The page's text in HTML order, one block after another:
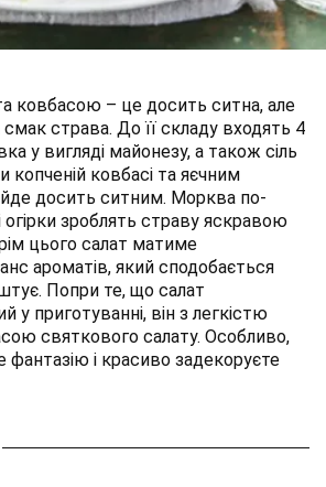
ковбасою – це досить ситна, але
страва. До її складу входять 4
у вигляді майонезу, а також сіль
копченій ковбасі та яєчним
досить ситним. Морква по-
огірки зроблять страву яскравою
цього салат матиме
ароматів, який сподобається
Попри те, що салат
у приготуванні, він з легкістю
святкового салату. Особливо,
і красиво задекоруєте